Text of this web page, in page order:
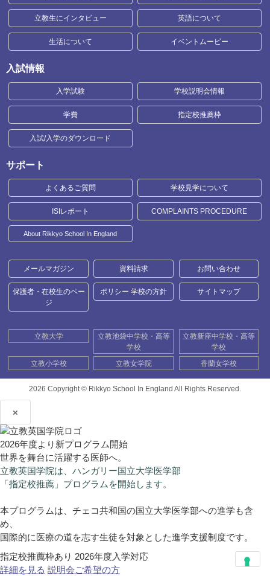
立教生にインタビュー 英語について
生活について イベントムービー
入試情報
入学試験 学校説明会情報
学費 指定校推薦枠
入試/入学のダウンロード
サポート
よくあるご質問 学校見学について
ISIレポート COMPLAINTS PROCEDURE
About Rikkyo School In England
メールマガジン 資料請求 お問い合わせ
保護者・在校生のペー
ジ
ポリシー 学校の方針 サイトマップ
立教大学
立教池袋中学校・高等
学校
立教新座中学校・高等
学校
立教小学校
立教女学院 香蘭女学校
2026 Copyright © Rikkyo School In England All Rights Reserved.
×
2026年度より新プログラム開始
世界を舞台に活躍する医師へ。
立教英国学院は、ハンガリー国立大学医学部
「指定校推薦」プログラムを開始します。
本プログラムは、チェコ共和国の国立大学医学部への進学も含
め、
国際的に医療の道を志す生徒を対象とした進学支援制度です。
指定校推薦枠あり 2026年度入学対応
詳細を見る 説明会ご希望の方